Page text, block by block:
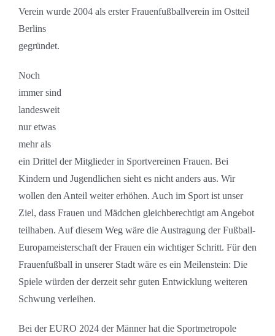
Verein wurde 2004 als erster Frauenfußballverein im Ostteil
Berlins
gegründet.
Noch
immer sind
landesweit
nur etwas
mehr als
ein Drittel der Mitglieder in Sportvereinen Frauen. Bei
Kindern und Jugendlichen sieht es nicht anders aus. Wir
wollen den Anteil weiter erhöhen. Auch im Sport ist unser
Ziel, dass Frauen und Mädchen gleichberechtigt am Angebot
teilhaben. Auf diesem Weg wäre die Austragung der Fußball-
Europameisterschaft der Frauen ein wichtiger Schritt. Für den
Frauenfußball in unserer Stadt wäre es ein Meilenstein: Die
Spiele würden der derzeit sehr guten Entwicklung weiteren
Schwung verleihen.
Bei der EURO 2024 der Männer hat die Sportmetropole